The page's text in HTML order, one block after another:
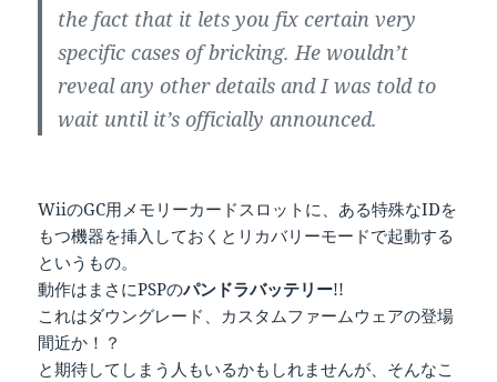
the fact that it lets you fix certain very
specific cases of bricking. He wouldn’t
reveal any other details and I was told to
wait until it’s officially announced.
WiiのGC用メモリーカードスロットに、ある特殊なIDを
もつ機器を挿入しておくとリカバリーモードで起動する
というもの。
動作はまさにPSPのパンドラバッテリー!!
これはダウングレード、カスタムファームウェアの登場
間近か！？
と期待してしまう人もいるかもしれませんが、そんなこ